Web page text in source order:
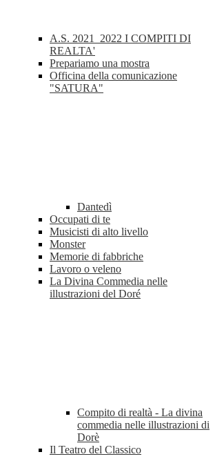
A.S. 2021_2022 I COMPITI DI
REALTA'
Prepariamo una mostra
Officina della comunicazione
"SATURA"
Dantedì
Occupati di te
Musicisti di alto livello
Monster
Memorie di fabbriche
Lavoro o veleno
La Divina Commedia nelle
illustrazioni del Doré
Compito di realtà - La divina
commedia nelle illustrazioni di
Dorè
Il Teatro del Classico